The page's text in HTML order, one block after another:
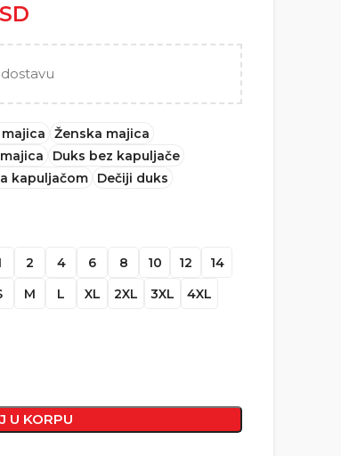
2.500 RSD do 5.000 RSD
Ženska majica
Duks bez kapuljače
kapuljačom
Dečiji duks
2 4 6 8 10 12
14
M L XL 2XL 3XL
4XL
U KORPU